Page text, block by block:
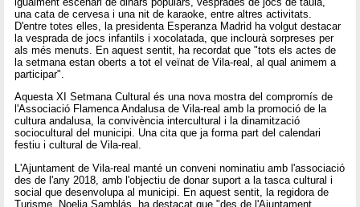
una cata de cervesa i una nit de karaoke, entre altres activitats.
D'entre totes elles, la presidenta Esperanza Madrid ha volgut destacar
la vesprada de jocs infantils i xocolatada, que inclourà sorpreses per
als més menuts. En aquest sentit, ha recordat que "tots els actes de
la setmana estan oberts a tot el veïnat de Vila-real, al qual animem a
participar".
Aquesta XI Setmana Cultural és una nova mostra del compromís de
l'Associació Flamenca Andalusa de Vila-real amb la promoció de la
cultura andalusa, la convivència intercultural i la dinamització
sociocultural del municipi. Una cita que ja forma part del calendari
festiu i cultural de Vila-real.
L'Ajuntament de Vila-real manté un conveni nominatiu amb l'associació
des de l'any 2018, amb l'objectiu de donar suport a la tasca cultural i
social que desenvolupa al municipi. En aquest sentit, la regidora de
Turisme, Noelia Samblás, ha destacat que "des de l'Ajuntament